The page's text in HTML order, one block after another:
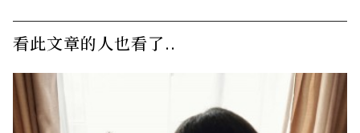
看此文章的人也看了..